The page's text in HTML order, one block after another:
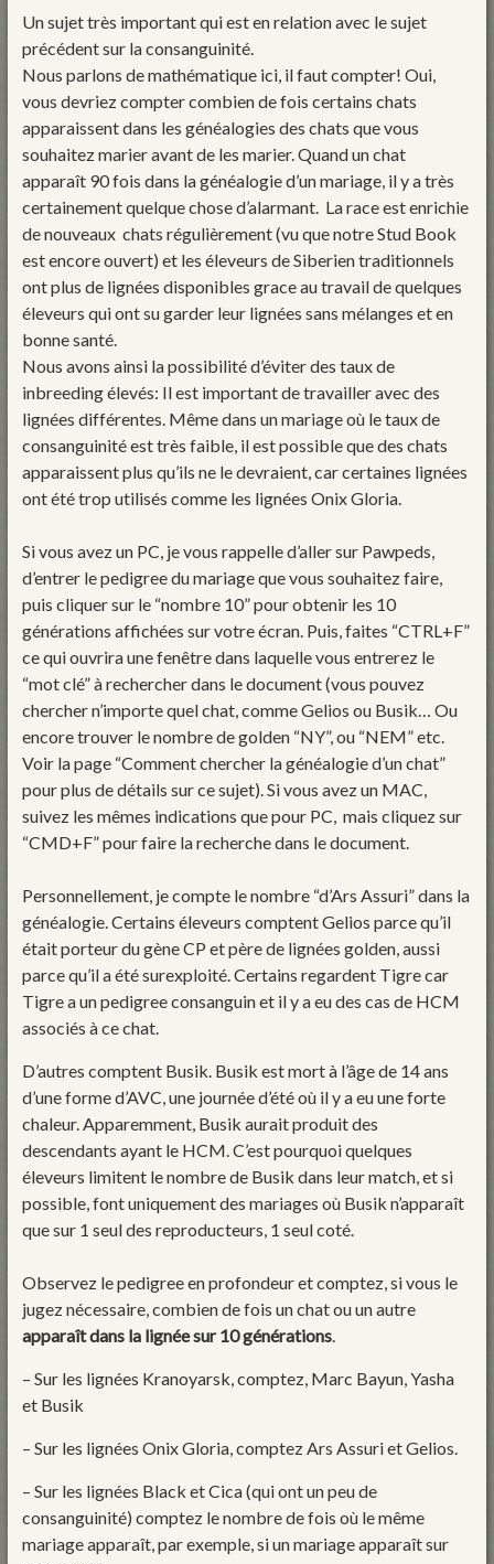
Un sujet très important qui est en relation avec le sujet
précédent sur la consanguinité.
Nous parlons de mathématique ici, il faut compter! Oui,
vous devriez compter combien de fois certains chats
apparaissent dans les généalogies des chats que vous
souhaitez marier avant de les marier. Quand un chat
apparaît 90 fois dans la généalogie d’un mariage, il y a très
certainement quelque chose d’alarmant. La race est enrichie
de nouveaux chats régulièrement (vu que notre Stud Book
est encore ouvert) et les éleveurs de Siberien traditionnels
ont plus de lignées disponibles grace au travail de quelques
éleveurs qui ont su garder leur lignées sans mélanges et en
bonne santé.
Nous avons ainsi la possibilité d’éviter des taux de
inbreeding élevés: Il est important de travailler avec des
lignées différentes. Même dans un mariage où le taux de
consanguinité est très faible, il est possible que des chats
apparaissent plus qu’ils ne le devraient, car certaines lignées
ont été trop utilisés comme les lignées Onix Gloria.
Si vous avez un PC, je vous rappelle d’aller sur Pawpeds,
d’entrer le pedigree du mariage que vous souhaitez faire,
puis cliquer sur le “nombre 10” pour obtenir les 10
générations affichées sur votre écran. Puis, faites “CTRL+F”
ce qui ouvrira une fenêtre dans laquelle vous entrerez le
“mot clé” à rechercher dans le document (vous pouvez
chercher n’importe quel chat, comme Gelios ou Busik… Ou
encore trouver le nombre de golden “NY”, ou “NEM” etc.
Voir la page “Comment chercher la généalogie d’un chat”
pour plus de détails sur ce sujet). Si vous avez un MAC,
suivez les mêmes indications que pour PC, mais cliquez sur
“CMD+F” pour faire la recherche dans le document.
Personnellement, je compte le nombre “d’Ars Assuri” dans la
généalogie. Certains éleveurs comptent Gelios parce qu’il
était porteur du gène CP et père de lignées golden, aussi
parce qu’il a été surexploité. Certains regardent Tigre car
Tigre a un pedigree consanguin et il y a eu des cas de HCM
associés à ce chat.
D’autres comptent Busik. Busik est mort à l’âge de 14 ans
d’une forme d’AVC, une journée d’été où il y a eu une forte
chaleur. Apparemment, Busik aurait produit des
descendants ayant le HCM. C’est pourquoi quelques
éleveurs limitent le nombre de Busik dans leur match, et si
possible, font uniquement des mariages où Busik n’apparaît
que sur 1 seul des reproducteurs, 1 seul coté.
Observez le pedigree en profondeur et comptez, si vous le
jugez nécessaire, combien de fois un chat ou un autre
apparaît dans la lignée sur 10 générations.
– Sur les lignées Kranoyarsk, comptez, Marc Bayun, Yasha
et Busik
– Sur les lignées Onix Gloria, comptez Ars Assuri et Gelios.
– Sur les lignées Black et Cica (qui ont un peu de
consanguinité) comptez le nombre de fois où le même
mariage apparaît, par exemple, si un mariage apparaît sur